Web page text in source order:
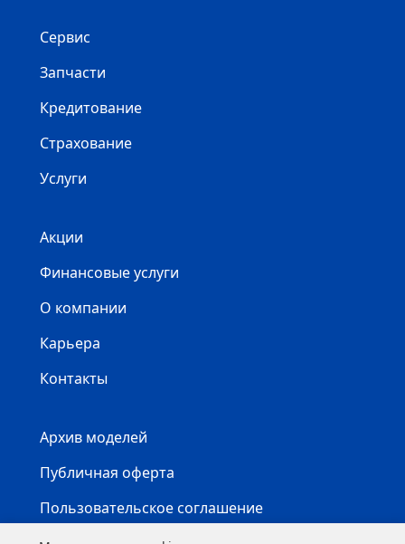
Сервис
Запчасти
Кредитование
Страхование
Услуги
Акции
Финансовые услуги
О компании
Карьера
Контакты
Архив моделей
Публичная оферта
Пользовательское соглашение